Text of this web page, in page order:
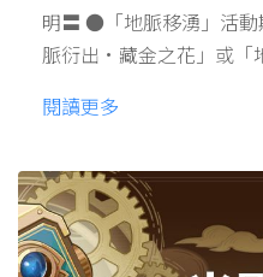
明〓 ●「地脈移湧」活
脈衍出·藏金之花」或「
閱讀更多